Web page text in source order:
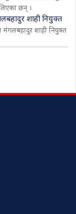
छन् ।
शाही नियुक्त
मंगलबहादुर शाही नियुक्त